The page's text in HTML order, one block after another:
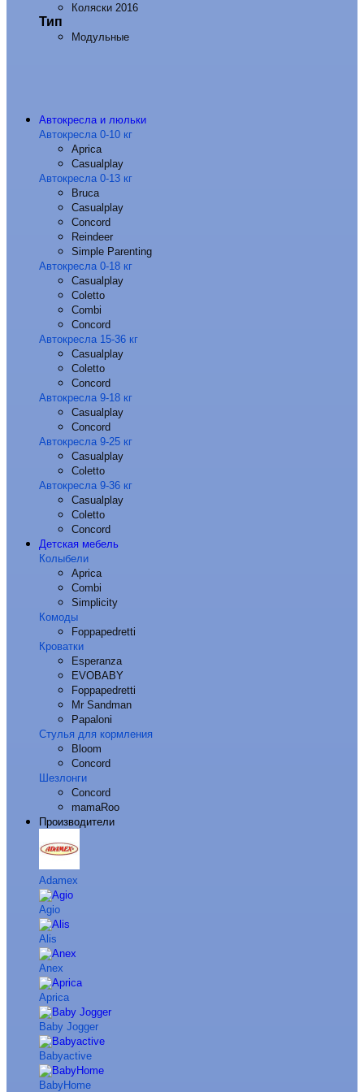
Коляски 2016
Тип
Модульные
Автокресла и люльки
Автокресла 0-10 кг
Aprica
Casualplay
Автокресла 0-13 кг
Bruca
Casualplay
Concord
Reindeer
Simple Parenting
Автокресла 0-18 кг
Casualplay
Coletto
Combi
Concord
Автокресла 15-36 кг
Casualplay
Coletto
Concord
Автокресла 9-18 кг
Casualplay
Concord
Автокресла 9-25 кг
Casualplay
Coletto
Автокресла 9-36 кг
Casualplay
Coletto
Concord
Детская мебель
Колыбели
Aprica
Combi
Simplicity
Комоды
Foppapedretti
Кроватки
Esperanza
EVOBABY
Foppapedretti
Mr Sandman
Papaloni
Стулья для кормления
Bloom
Concord
Шезлонги
Concord
mamaRoo
Производители
Adamex
Agio
Alis
Anex
Aprica
Baby Jogger
Babyactive
BabyHome